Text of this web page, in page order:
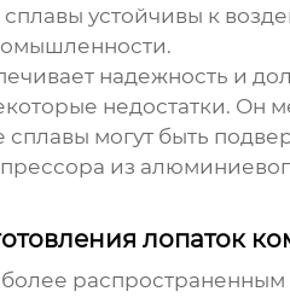
устойчивы к
надежность и
недостатки.
могут быть
из
лопаток